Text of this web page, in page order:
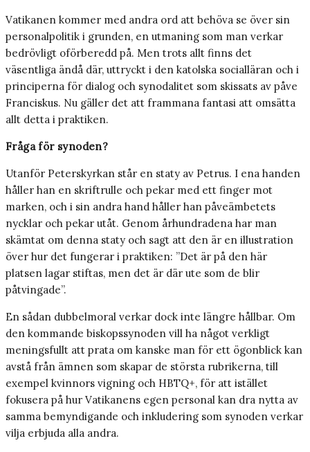
Vatikanen kommer med andra ord att behöva se över sin
personalpolitik i grunden, en utmaning som man verkar
bedrövligt oförberedd på. Men trots allt finns det
väsentliga ändå där, uttryckt i den katolska socialläran och i
principerna för dialog och synodalitet som skissats av påve
Franciskus. Nu gäller det att frammana fantasi att omsätta
allt detta i praktiken.
Fråga för synoden?
Utanför Peterskyrkan står en staty av Petrus. I ena handen
håller han en skriftrulle och pekar med ett finger mot
marken, och i sin andra hand håller han påveämbetets
nycklar och pekar utåt. Genom århundradena har man
skämtat om denna staty och sagt att den är en illustration
över hur det fungerar i praktiken: ”Det är på den här
platsen lagar stiftas, men det är där ute som de blir
påtvingade”.
En sådan dubbelmoral verkar dock inte längre hållbar. Om
den kommande biskopssynoden vill ha något verkligt
meningsfullt att prata om kanske man för ett ögonblick kan
avstå från ämnen som skapar de största rubrikerna, till
exempel kvinnors vigning och HBTQ+, för att istället
fokusera på hur Vatikanens egen personal kan dra nytta av
samma bemyndigande och inkludering som synoden verkar
vilja erbjuda alla andra.